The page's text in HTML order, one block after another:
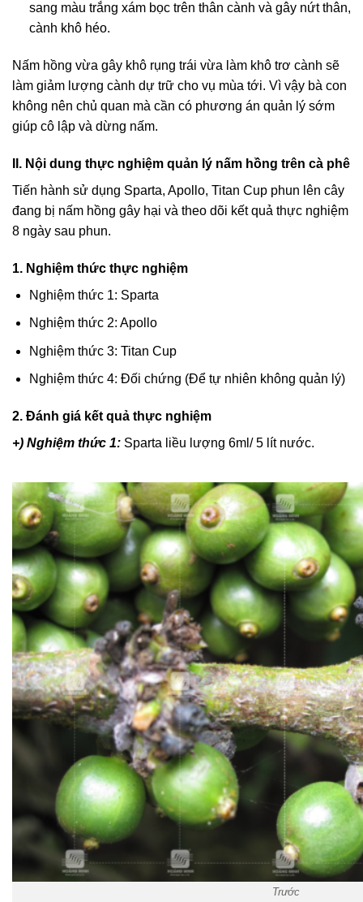
sang màu trắng xám bọc trên thân cành và gây nứt thân,
cành khô héo.
Nấm hồng vừa gây khô rụng trái vừa làm khô trơ cành sẽ
làm giảm lượng cành dự trữ cho vụ mùa tới. Vì vậy bà con
không nên chủ quan mà cần có phương án quản lý sớm
giúp cô lập và dừng nấm.
II. Nội dung thực nghiệm quản lý nấm hồng trên cà phê
Tiến hành sử dụng Sparta, Apollo, Titan Cup phun lên cây
đang bị nấm hồng gây hại và theo dõi kết quả thực nghiệm
8 ngày sau phun.
1. Nghiệm thức thực nghiệm
Nghiệm thức 1: Sparta
Nghiệm thức 2: Apollo
Nghiệm thức 3: Titan Cup
Nghiệm thức 4: Đối chứng (Để tự nhiên không quản lý)
2. Đánh giá kết quả thực nghiệm
+) Nghiệm thức 1: Sparta liều lượng 6ml/ 5 lít nước.
Trước